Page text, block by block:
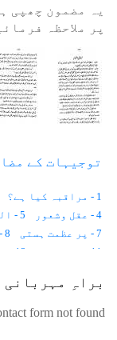
یہ مضمون چھپی
پر ملاحظہ
توجیہات کے
1 - مراقبہ کیا ہے؟
4 - عقل وشعور
5 - اللہ کا نور
7 - پر عظمت ہستی
8 - طرزِ فکر
11 - غیب بینی
12 - خواب کی حالت
18 - علم کی طرزیں
22.1 - حقیقت
براہِ مہربانی
form not found.